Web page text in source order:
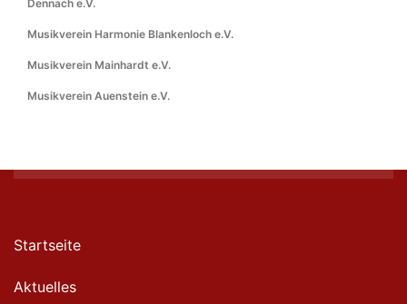
Dennach e.V.
Musikverein Harmonie Blankenloch e.V.
Musikverein Mainhardt e.V.
Musikverein Auenstein e.V.
Startseite
Aktuelles